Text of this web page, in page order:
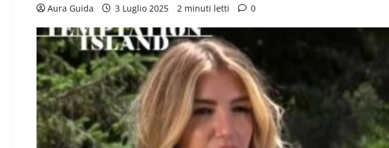
Aura Guida 3 Luglio 2025 2 minuti letti 0